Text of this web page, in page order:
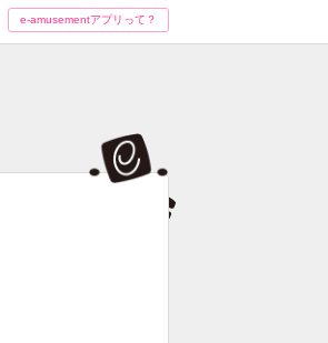
e-amusementアプリって？